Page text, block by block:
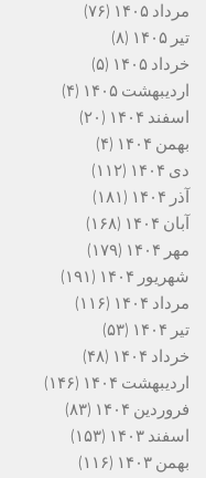
مرداد ۱۴۰۵
(۷۶)
تیر ۱۴۰۵
(۸)
خرداد ۱۴۰۵
(۵)
اردیبهشت ۱۴۰۵
(۴)
اسفند ۱۴۰۴
(۲۰)
بهمن ۱۴۰۴
(۴)
دی ۱۴۰۴
(۱۱۲)
آذر ۱۴۰۴
(۱۸۱)
آبان ۱۴۰۴
(۱۶۸)
مهر ۱۴۰۴
(۱۷۹)
شهریور ۱۴۰۴
(۱۹۱)
مرداد ۱۴۰۴
(۱۱۶)
تیر ۱۴۰۴
(۵۳)
خرداد ۱۴۰۴
(۴۸)
اردیبهشت ۱۴۰۴
(۱۴۶)
فروردین ۱۴۰۴
(۸۳)
اسفند ۱۴۰۳
(۱۵۳)
بهمن ۱۴۰۳
(۱۱۶)